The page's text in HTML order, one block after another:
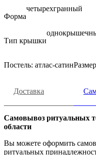
Форма
четырехгранный
Тип крышки
Постель: атлас-
Доставка
Самовывоз ритуальных
области
Вы можете оформить
ритуальных